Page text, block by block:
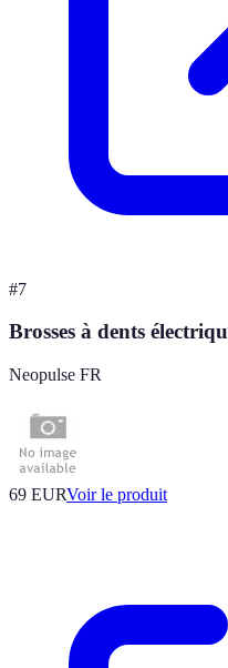
#7
Brosses à dents
Neopulse FR
69 EURVoir le produit